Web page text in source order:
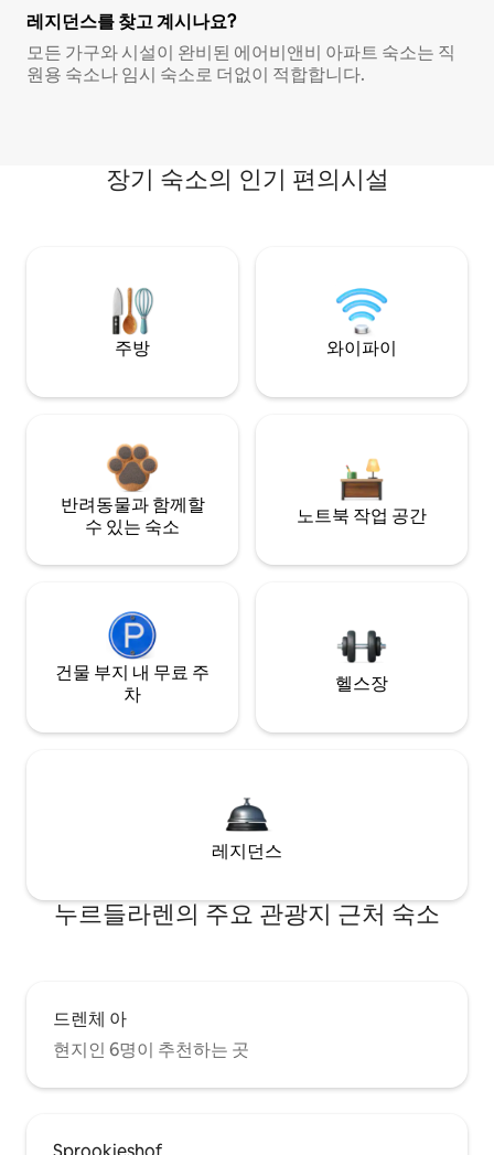
레지던스를 찾고 계시나요?
모든 가구와 시설이 완비된 에어비앤비 아파트 숙소는 직
원용 숙소나 임시 숙소로 더없이 적합합니다.
장기 숙소의 인기 편의시설
주방 와이파이
반려동물과 함께할
수 있는 숙소
노트북 작업 공간
건물 부지 내 무료 주
차
헬스장
레지던스
누르들라렌의 주요 관광지 근처 숙소
드렌체 아
현지인 6명이 추천하는 곳